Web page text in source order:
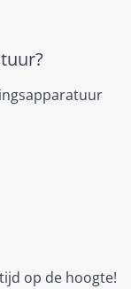
op de hoogte!